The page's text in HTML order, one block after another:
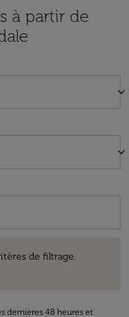
à partir de
keyboard_arrow_down
keyboard_arrow_down
de filtrage.
dernières 48 heures et